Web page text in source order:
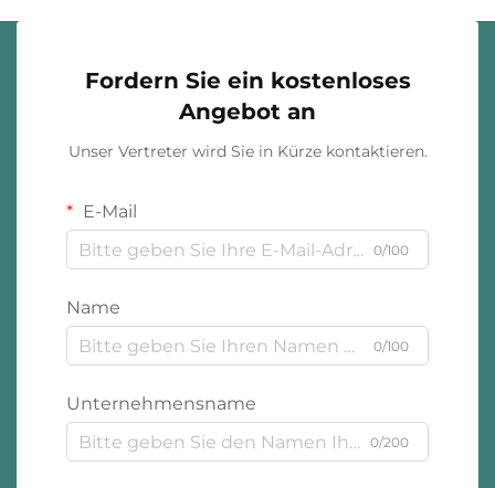
Fordern Sie ein kostenloses
Angebot an
Unser Vertreter wird Sie in Kürze kontaktieren.
E-Mail
0/100
Name
0/100
Unternehmensname
0/200